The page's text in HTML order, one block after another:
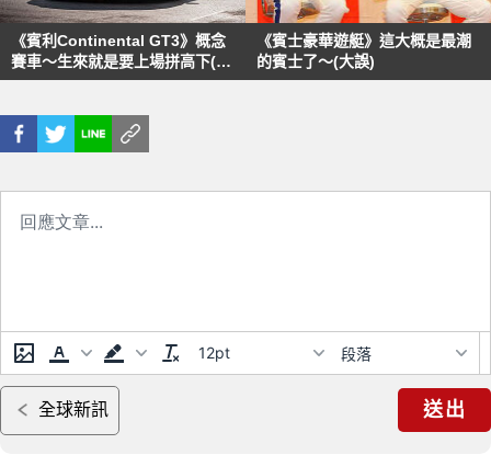
《賓利Continental GT3》概念
賽車～生來就是要上場拼高下(遠
目)
《賓士豪華遊艇》這大概是最潮
的賓士了～(大誤)
12pt 段落
全球新訊 送出